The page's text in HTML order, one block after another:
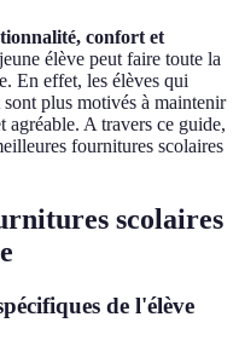
confort et
élève peut faire toute la
En effet, les élèves qui
plus motivés à maintenir
A travers ce guide,
fournitures scolaires
scolaires
de l'élève